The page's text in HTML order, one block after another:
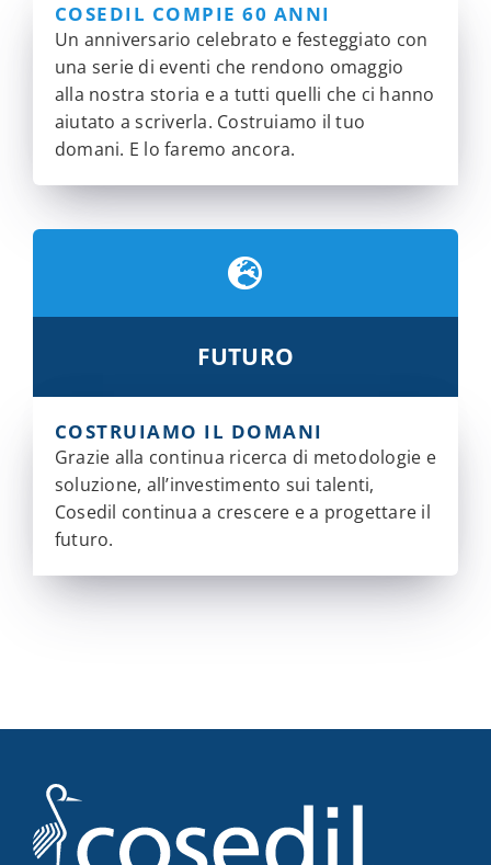
COSEDIL COMPIE 60 ANNI
Un anniversario celebrato e festeggiato con
una serie di eventi che rendono omaggio
alla nostra storia e a tutti quelli che ci hanno
aiutato a scriverla. Costruiamo il tuo
domani. E lo faremo ancora.
FUTURO
COSTRUIAMO IL DOMANI
Grazie alla continua ricerca di metodologie e
soluzione, all’investimento sui talenti,
Cosedil continua a crescere e a progettare il
futuro.